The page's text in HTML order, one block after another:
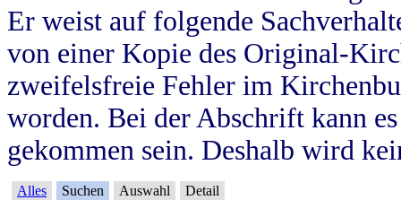
Er weist auf folgende
von einer Kopie des Original-
zweifelsfreie Fehler im
worden. Bei der Abschrift kann
gekommen sein. Deshalb wird
Alles Suchen Auswahl Detail